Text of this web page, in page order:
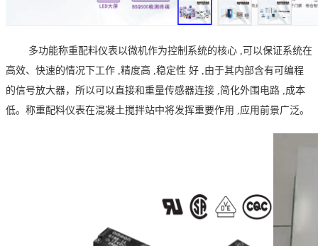
多功能称重配料仪表以微机作为控制系统的核心 ,可以保证系统在
高效、快速的情况下工作 ,精度高 ,稳定性 好 ,由于其内部含有可编程
的信号放大器， 所以可以直接和重量传感器连接 ,简化外围电路 ,成本
低。称重配料仪表在混凝土搅拌站中将发挥重要作用 ,应用前景广泛。